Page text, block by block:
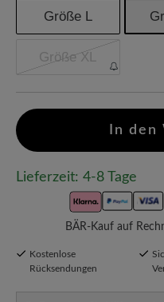
Größe L
Größe XL
In
Lieferzeit: 4-8 Tage
BÄR-Kauf auf
Kostenlose
Rücksendungen